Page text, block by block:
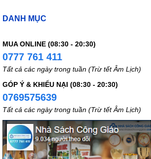
DANH MỤC
MUA ONLINE (08:30 - 20:30)
0777 761 411
Tất cả các ngày trong tuần (Trừ tết Âm Lịch)
GÓP Ý & KHIẾU NẠI (08:30 - 20:30)
0769575639
Tất cả các ngày trong tuần (Trừ tết Âm Lịch)